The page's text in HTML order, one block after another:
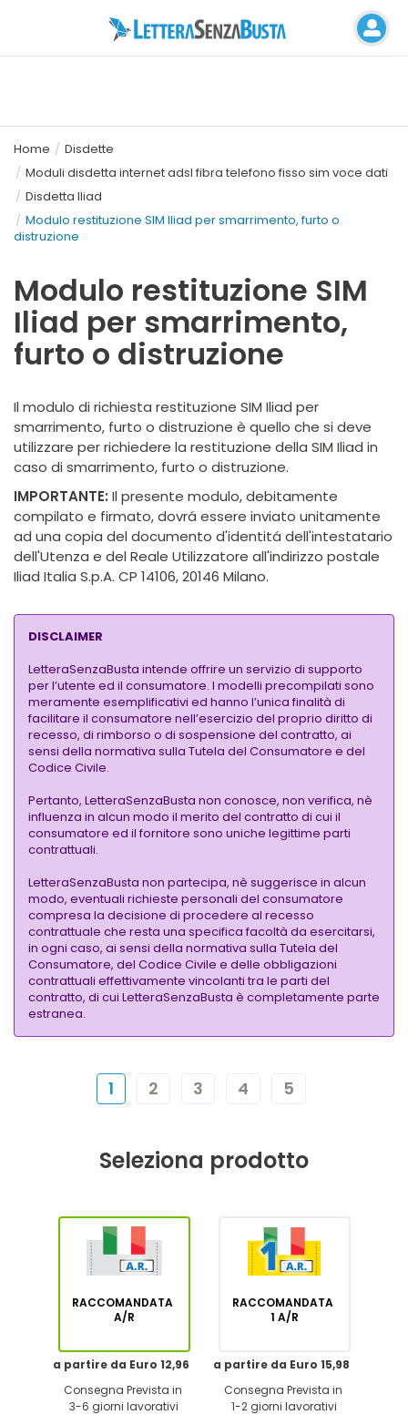
Home
Disdette
Moduli disdetta internet adsl fibra telefono fisso sim voce dati
Disdetta Iliad
Modulo restituzione SIM Iliad per smarrimento, furto o
distruzione
Modulo restituzione SIM
Iliad per smarrimento,
furto o distruzione
Il modulo di richiesta restituzione SIM Iliad per
smarrimento, furto o distruzione è quello che si deve
utilizzare per richiedere la restituzione della SIM Iliad in
caso di smarrimento, furto o distruzione.
IMPORTANTE: Il presente modulo, debitamente
compilato e firmato, dovrá essere inviato unitamente
ad una copia del documento d'identitá dell'intestatario
dell'Utenza e del Reale Utilizzatore all'indirizzo postale
Iliad Italia S.p.A. CP 14106, 20146 Milano.
DISCLAIMER
LetteraSenzaBusta intende offrire un servizio di supporto
per l’utente ed il consumatore. I modelli precompilati sono
meramente esemplificativi ed hanno l’unica finalità di
facilitare il consumatore nell’esercizio del proprio diritto di
recesso, di rimborso o di sospensione del contratto, ai
sensi della normativa sulla Tutela del Consumatore e del
Codice Civile.
Pertanto, LetteraSenzaBusta non conosce, non verifica, nè
influenza in alcun modo il merito del contratto di cui il
consumatore ed il fornitore sono uniche legittime parti
contrattuali.
LetteraSenzaBusta non partecipa, nè suggerisce in alcun
modo, eventuali richieste personali del consumatore
compresa la decisione di procedere al recesso
contrattuale che resta una specifica facoltà da esercitarsi,
in ogni caso, ai sensi della normativa sulla Tutela del
Consumatore, del Codice Civile e delle obbligazioni
contrattuali effettivamente vincolanti tra le parti del
contratto, di cui LetteraSenzaBusta è completamente parte
estranea.
1 2 3 4 5
Seleziona prodotto
RACCOMANDATA
A/R
a partire da Euro 12,96
Consegna Prevista in
3-6 giorni lavorativi
RACCOMANDATA
1 A/R
a partire da Euro 15,98
Consegna Prevista in
1-2 giorni lavorativi